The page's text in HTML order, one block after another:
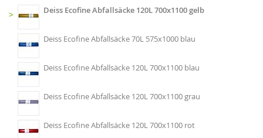
> Deiss Ecofine Abfallsäcke 120L 700x1100 gelb
Deiss Ecofine Abfallsäcke 70L 575x1000 blau
Deiss Ecofine Abfallsäcke 120L 700x1100 blau
Deiss Ecofine Abfallsäcke 120L 700x1100 grau
Deiss Ecofine Abfallsäcke 120L 700x1100 rot